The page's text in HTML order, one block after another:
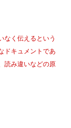
なく伝えるという
ドキュメントであ
読み違いなどの原